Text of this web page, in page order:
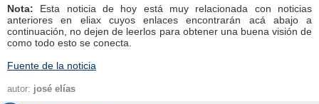
Nota: Esta noticia de hoy está muy relacionada con noticias
anteriores en eliax cuyos enlaces encontrarán acá abajo a
continuación, no dejen de leerlos para obtener una buena visión de
como todo esto se conecta.
Fuente de la noticia
autor: josé elías